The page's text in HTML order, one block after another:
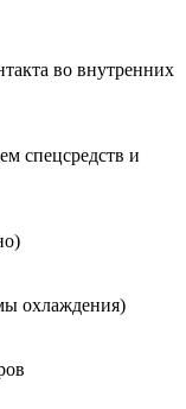
во внутренних
спецсредств и
охлаждения)